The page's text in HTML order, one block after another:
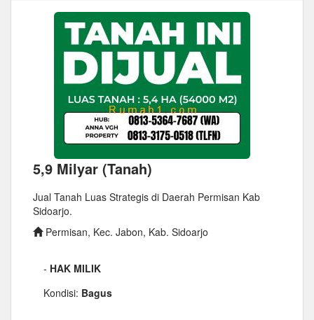
5,9 Milyar (Tanah)
Jual Tanah Luas Strategis di Daerah Permisan Kab
Sidoarjo.
Permisan, Kec. Jabon, Kab. Sidoarjo
- HAK MILIK
Kondisi: Bagus